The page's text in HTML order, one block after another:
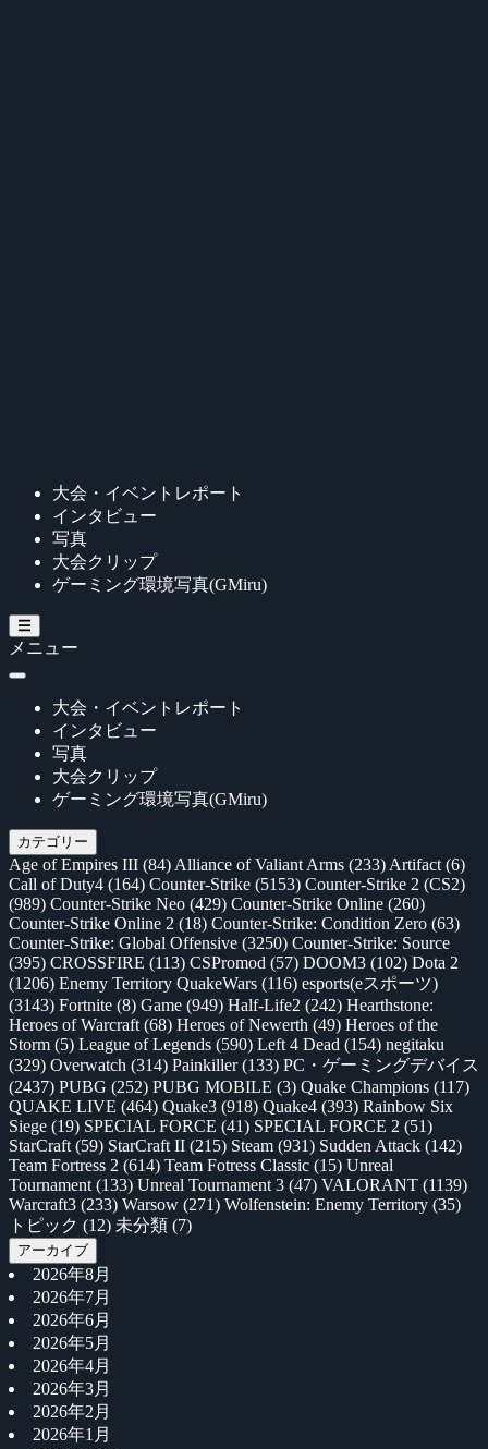
大会・イベントレポート
インタビュー
写真
大会クリップ
ゲーミング環境写真(GMiru)
メニュー
大会・イベントレポート
インタビュー
写真
大会クリップ
ゲーミング環境写真(GMiru)
カテゴリー
Age of Empires III (84) Alliance of Valiant Arms (233) Artifact (6)
Call of Duty4 (164) Counter-Strike (5153) Counter-Strike 2 (CS2)
(989) Counter-Strike Neo (429) Counter-Strike Online (260)
Counter-Strike Online 2 (18) Counter-Strike: Condition Zero (63)
Counter-Strike: Global Offensive (3250) Counter-Strike: Source
(395) CROSSFIRE (113) CSPromod (57) DOOM3 (102) Dota 2
(1206) Enemy Territory QuakeWars (116) esports(eスポーツ)
(3143) Fortnite (8) Game (949) Half-Life2 (242) Hearthstone:
Heroes of Warcraft (68) Heroes of Newerth (49) Heroes of the
Storm (5) League of Legends (590) Left 4 Dead (154) negitaku
(329) Overwatch (314) Painkiller(133) PC・ゲーミングデバイス
(2437) PUBG (252) PUBG MOBILE (3) Quake Champions (117)
QUAKE LIVE (464) Quake3 (918) Quake4 (393) Rainbow Six
Siege (19) SPECIAL FORCE (41) SPECIAL FORCE 2 (51)
StarCraft (59) StarCraft II (215) Steam (931) Sudden Attack (142)
Team Fortress 2 (614) Team Fotress Classic (15) Unreal
Tournament (133) Unreal Tournament 3 (47) VALORANT (1139)
Warcraft3 (233) Warsow (271) Wolfenstein: Enemy Territory (35)
トピック (12) 未分類 (7)
アーカイブ
2026年8月
2026年7月
2026年6月
2026年5月
2026年4月
2026年3月
2026年2月
2026年1月